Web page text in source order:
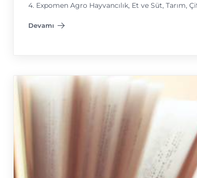
4. Expomen Agro Hayvancılık, Et ve Süt,
Devamı
"EXPOMEN AGRO: Hayvancılık, Et ve Süt, Tarım,